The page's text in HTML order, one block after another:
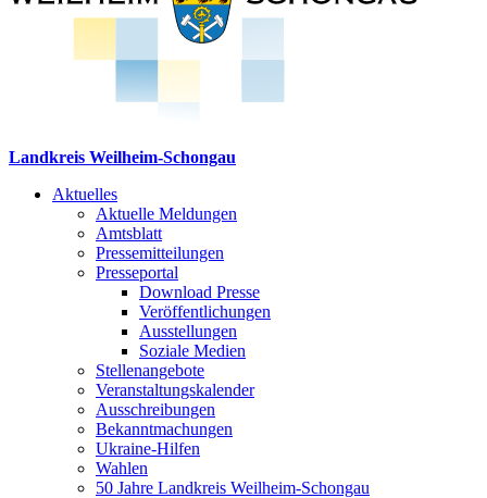
Landkreis Weilheim-Schongau
Aktuelles
Aktuelle Meldungen
Amtsblatt
Pressemitteilungen
Presseportal
Download Presse
Veröffentlichungen
Ausstellungen
Soziale Medien
Stellenangebote
Veranstaltungskalender
Ausschreibungen
Bekanntmachungen
Ukraine-Hilfen
Wahlen
50 Jahre Landkreis Weilheim-Schongau